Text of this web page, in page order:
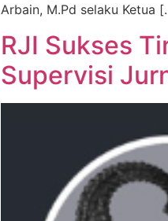
Arbain, M.Pd selaku Ketua
RJI Sukses
Supervisi